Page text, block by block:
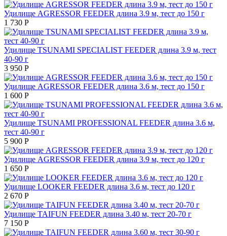
Удилище AGRESSOR FEEDER длина 3.9 м, тест до 150 г
1 730 Р
Удилище TSUNAMI SPECIALIST FEEDER длина 3.9 м, тест
40-90 г
3 950 Р
Удилище AGRESSOR FEEDER длина 3.6 м, тест до 150 г
1 600 Р
Удилище TSUNAMI PROFESSIONAL FEEDER длина 3.6 м,
тест 40-90 г
5 900 Р
Удилище AGRESSOR FEEDER длина 3.9 м, тест до 120 г
1 650 Р
Удилище LOOKER FEEDER длина 3.6 м, тест до 120 г
2 670 Р
Удилище TAIFUN FEEDER длина 3.40 м, тест 20-70 г
7 150 Р